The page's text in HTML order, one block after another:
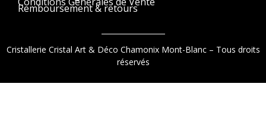
Remboursement & retours
Cristallerie Cristal Art & Déco Chamonix Mont-Blanc – Tous droits
réservés